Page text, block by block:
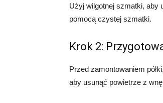
Użyj wilgotnej szmatki, aby
pomocą czystej szmatki.
Krok 2:
Przed zamontowaniem
aby usunąć powietrze z